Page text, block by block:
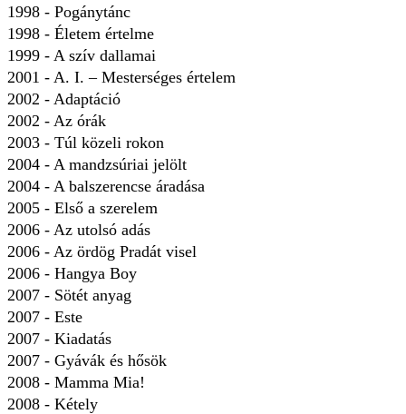
1998 - Pogánytánc
1998 - Életem értelme
1999 - A szív dallamai
2001 - A. I. – Mesterséges értelem
2002 - Adaptáció
2002 - Az órák
2003 - Túl közeli rokon
2004 - A mandzsúriai jelölt
2004 - A balszerencse áradása
2005 - Első a szerelem
2006 - Az utolsó adás
2006 - Az ördög Pradát visel
2006 - Hangya Boy
2007 - Sötét anyag
2007 - Este
2007 - Kiadatás
2007 - Gyávák és hősök
2008 - Mamma Mia!
2008 - Kétely